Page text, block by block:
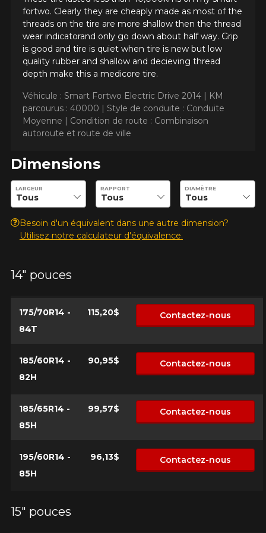
fortwo. Clearly they are cheaply made as most of the
threads on the tire are more shallow then the thread
wear indicatorand only go down about half way. Grip
is good and tire is quiet when tire is new but low
quality rubber and shallow and decieving thread
depth make this a medicore tire.
Véhicule : Smart Fortwo Electric Drive 2014 | KM
parcourus : 40000 | Style de conduite : Conduite
Moyenne | Condition de route : Combinaison
autoroute et route de ville
Dimensions
Entrez les dimensions souhaitées pour vérifier la disponibilité
LARGEUR RAPPORT DIAMÈTRE
Besoin d'un équivalent dans une autre dimension?
Utilisez notre calculateur d'équivalence.
14" pouces
175/70R14 -
84T
115,20$ Contactez-nous
185/60R14 -
82H
90,95$ Contactez-nous
185/65R14 -
85H
99,57$ Contactez-nous
195/60R14 -
85H
96,13$ Contactez-nous
15" pouces
AJOUTER UN AVIS
Votre avis concernant le
SOLUS KH16
Nom
Courriel
Votre véhicule
Modèle
Option